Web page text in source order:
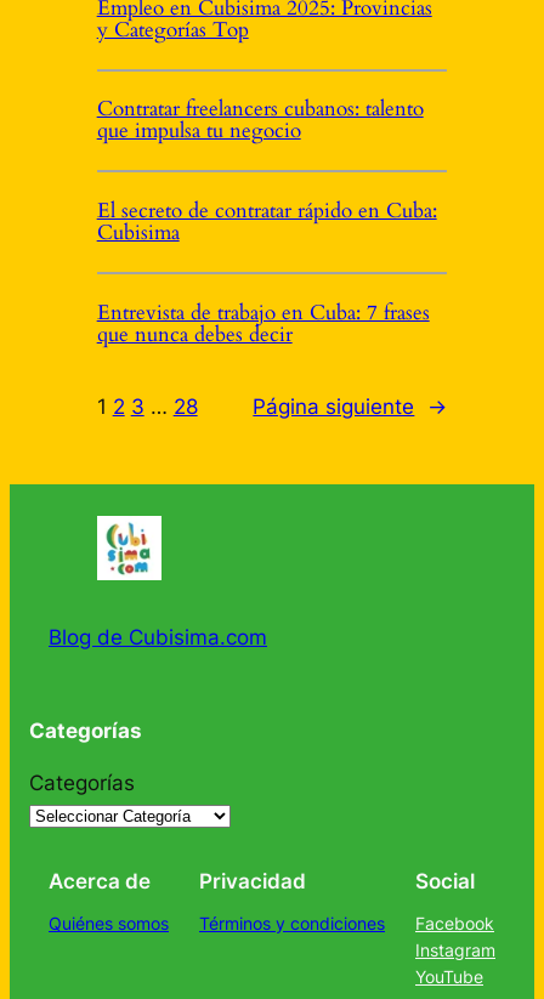
Empleo en Cubisima 2025: Provincias
y Categorías Top
Contratar freelancers cubanos: talento
que impulsa tu negocio
El secreto de contratar rápido en Cuba:
Cubisima
Entrevista de trabajo en Cuba: 7 frases
que nunca debes decir
1 2 3 … 28 Página siguiente →
Blog de Cubisima.com
Categorías
Categorías
Acerca de
Quiénes somos
Privacidad
Términos y condiciones
Social
Facebook
Instagram
YouTube